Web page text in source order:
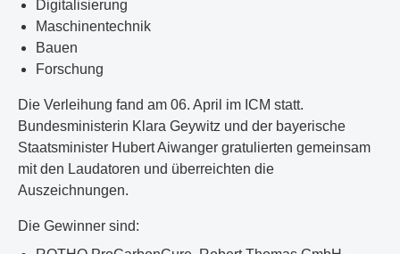
Digitalisierung
Maschinentechnik
Bauen
Forschung
Die Verleihung fand am 06. April im ICM statt.
Bundesministerin Klara Geywitz und der bayerische
Staatsminister Hubert Aiwanger gratulierten gemeinsam
mit den Laudatoren und überreichten die
Auszeichnungen.
Die Gewinner sind: